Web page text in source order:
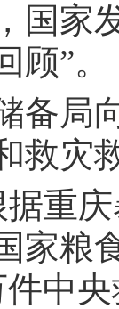
国家
”。
局向
救灾
庆
家粮
中